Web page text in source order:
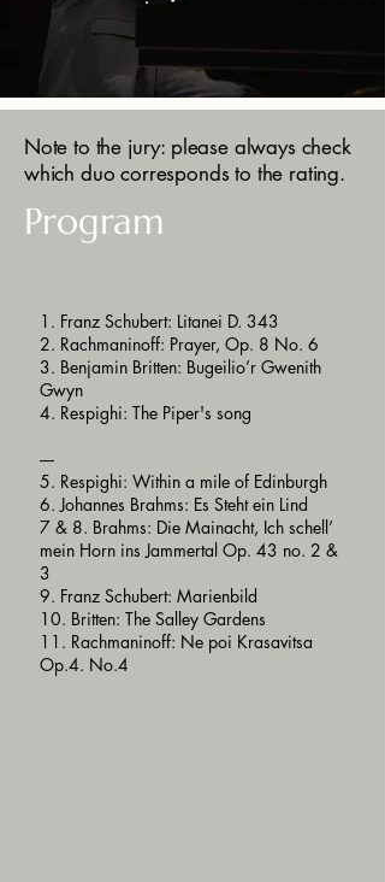
Note to the jury: please always check
which duo corresponds to the rating.
Program
1. Franz Schubert: Litanei D. 343
2. Rachmaninoff: Prayer, Op. 8 No. 6
3. Benjamin Britten: Bugeilio’r Gwenith
Gwyn
4. Respighi: The Piper's song
----
5. Respighi: Within a mile of Edinburgh
6. Johannes Brahms: Es Steht ein Lind
7 & 8. Brahms: Die Mainacht, Ich schell’
mein Horn ins Jammertal Op. 43 no. 2 &
3
9. Franz Schubert: Marienbild
10. Britten: The Salley Gardens
11. Rachmaninoff: Ne poi Krasavitsa
Op.4. No.4